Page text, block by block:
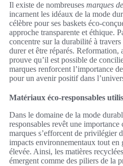
Il existe de nombreuses marques
incarnent les idéaux de la mode
célèbre pour ses baskets éco-
approche transparente et éthique.
concentre sur la durabilité à
durer et être réparés. Reformation,
prouve qu’il est possible de
marques renforcent l’importance
pour un avenir positif dans
Matériaux éco-responsables
Dans le domaine de la mode
responsables revêt une importance
marques s’efforcent de privilégier
impacts environnementaux tout en
élevée. Ainsi, les matières
émergent comme des piliers de la